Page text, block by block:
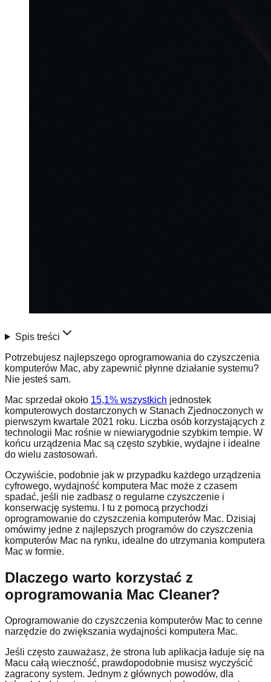
Spis treści
Potrzebujesz najlepszego oprogramowania do czyszczenia
komputerów Mac, aby zapewnić płynne działanie systemu?
Nie jesteś sam.
Mac sprzedał około 15,1% wszystkich jednostek
komputerowych dostarczonych w Stanach Zjednoczonych w
pierwszym kwartale 2021 roku. Liczba osób korzystających z
technologii Mac rośnie w niewiarygodnie szybkim tempie. W
końcu urządzenia Mac są często szybkie, wydajne i idealne
do wielu zastosowań.
Oczywiście, podobnie jak w przypadku każdego urządzenia
cyfrowego, wydajność komputera Mac może z czasem
spadać, jeśli nie zadbasz o regularne czyszczenie i
konserwację systemu. I tu z pomocą przychodzi
oprogramowanie do czyszczenia komputerów Mac. Dzisiaj
omówimy jedne z najlepszych programów do czyszczenia
komputerów Mac na rynku, idealne do utrzymania komputera
Mac w formie.
Dlaczego warto korzystać z
oprogramowania Mac Cleaner?
Oprogramowanie do czyszczenia komputerów Mac to cenne
narzędzie do zwiększania wydajności komputera Mac.
Jeśli często zauważasz, że strona lub aplikacja ładuje się na
Macu całą wieczność, prawdopodobnie musisz wyczyścić
zagracony system. Jednym z głównych powodów, dla